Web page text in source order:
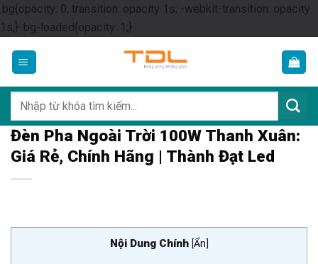
.bg{opacity: 0; transition: opacity 1s; -webkit-transition: opacity
1s;} .bg-loaded{opacity: 1;}Skip
content
kiếm:
Đèn Pha Ngoài Trời 100W Thanh Xuân:
Giá Rẻ, Chính Hãng | Thành Đạt Led
Nội Dung Chính [Ẩn]